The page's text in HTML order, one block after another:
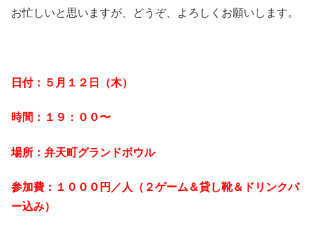
お忙しいと思いますが、どうぞ、よろしくお願いします。
日付：５月１２日（木）
時間：１９：００〜
場所：弁天町グランドボウル
参加費：１０００円／人（２ゲーム＆貸し靴＆ドリンクバ
ー込み）